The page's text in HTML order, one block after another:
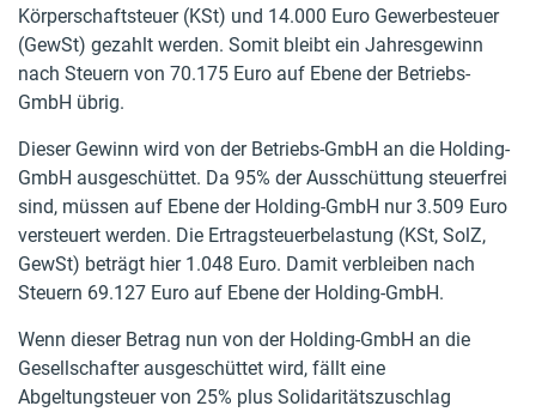
Körperschaftsteuer (KSt) und 14.000 Euro Gewerbesteuer
(GewSt) gezahlt werden. Somit bleibt ein Jahresgewinn
nach Steuern von 70.175 Euro auf Ebene der Betriebs-
GmbH übrig.
Dieser Gewinn wird von der Betriebs-GmbH an die Holding-
GmbH ausgeschüttet. Da 95% der Ausschüttung steuerfrei
sind, müssen auf Ebene der Holding-GmbH nur 3.509 Euro
versteuert werden. Die Ertragsteuerbelastung (KSt, SolZ,
GewSt) beträgt hier 1.048 Euro. Damit verbleiben nach
Steuern 69.127 Euro auf Ebene der Holding-GmbH.
Wenn dieser Betrag nun von der Holding-GmbH an die
Gesellschafter ausgeschüttet wird, fällt eine
Abgeltungsteuer von 25% plus Solidaritätszuschlag